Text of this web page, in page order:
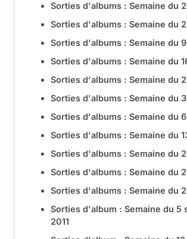
Sorties d'albums : Semaine du
Sorties d'albums : Semaine du 2
Sorties d'albums : Semaine du 9
Sorties d'albums : Semaine du
Sorties d'albums : Semaine du
Sorties d'albums : Semaine du
Sorties d'albums : Semaine du 6
Sorties d'albums : Semaine du
Sorties d'albums : Semaine du
Sorties d'albums : Semaine du
Sorties d'albums : Semaine du
Sorties d'album : Semaine du 5
2011